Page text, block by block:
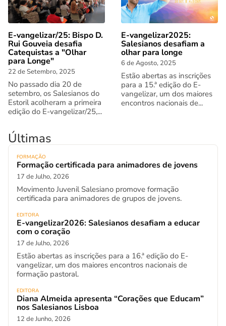
E-vangelizar/25: Bispo D.
Rui Gouveia desafia
Catequistas a "Olhar
para Longe"
22 de Setembro, 2025
No passado dia 20 de
setembro, os Salesianos do
Estoril acolheram a primeira
edição do E-vangelizar/25,...
E-vangelizar2025:
Salesianos desafiam a
olhar para longe
6 de Agosto, 2025
Estão abertas as inscrições
para a 15.ª edição do E-
vangelizar, um dos maiores
encontros nacionais de...
Últimas
FORMAÇÃO
Formação certificada para animadores de jovens
17 de Julho, 2026
Movimento Juvenil Salesiano promove formação
certificada para animadores de grupos de jovens.
EDITORA
E-vangelizar2026: Salesianos desafiam a educar
com o coração
17 de Julho, 2026
Estão abertas as inscrições para a 16.ª edição do E-
vangelizar, um dos maiores encontros nacionais de
formação pastoral.
EDITORA
Diana Almeida apresenta “Corações que Educam”
nos Salesianos Lisboa
12 de Junho, 2026